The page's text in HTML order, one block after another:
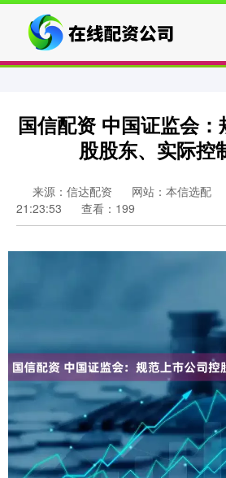
国信配资 中国证监会
股股东、实际控
来源：信达配资 网站：本信选配
21:23:53
查看：199